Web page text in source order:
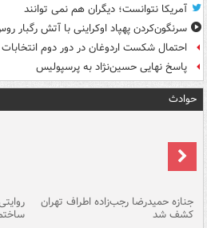
آمریکا نتوانست؛ دیگران هم نمی توانند
سرنگون‌کردن پهپاد اوکراینی با آتش رگبار
احتمال شکست اردوغان در دور دوم
پاسخ نهایی حسین‌نژاد به پرسپولیس
حوادث
جنازه حمیدرضا رجب‌زاده اطراف تهران
کشف شد